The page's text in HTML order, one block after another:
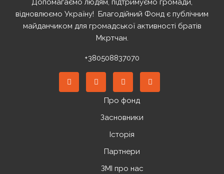
Допомагаємо людям, підтримуємо громади,
відновлюємо Україну! ️ Благодійний Фонд є публічним
майданчиком для громадської активності братів
Мкртчан.
+380508837070
Про фонд
Засновники
Історія
Партнери
ЗМІ про нас